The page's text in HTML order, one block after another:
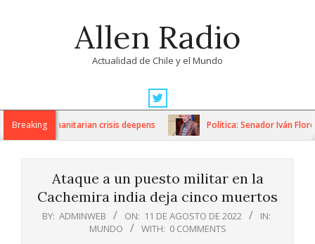
Allen Radio
Actualidad de Chile y el Mundo
Navigation
MenuBreaking
as humanitarian crisis deepens Política: Senador Iván Flores
Ataque a un puesto militar en la
Cachemira india deja cinco muertos
BY: ADMINWEB ON: 11 DE AGOSTO DE 2022
IN:
MUNDO
WITH: 0 COMMENTS